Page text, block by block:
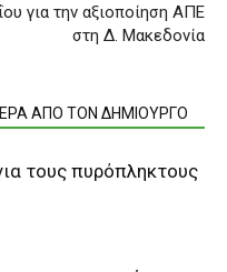
για την αξιοποίηση ΑΠΕ
στη Δ. Μακεδονία
ΑΠΟ ΤΟΝ ΔΗΜΙΟΥΡΓΟ
τους πυρόπληκτους